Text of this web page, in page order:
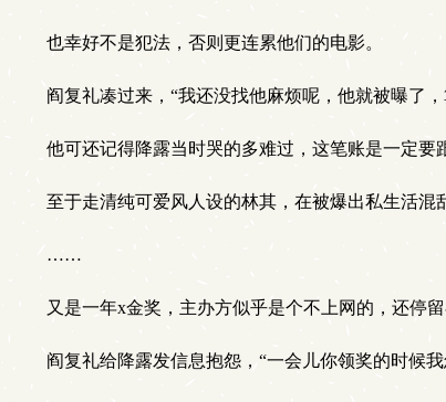
也幸好不是犯法，否则更连累他们的电影。
阎复礼凑过来，“我还没找他麻烦呢，他就被曝了
他可还记得降露当时哭的多难过，这笔账是一定要
至于走清纯可爱风人设的林其，在被爆出私生活混
……
又是一年x金奖，主办方似乎是个不上网的，还停
阎复礼给降露发信息抱怨，“一会儿你领奖的时候